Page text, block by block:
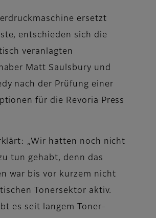
ersetzt
entschieden sich die
veranlagten
Matt Saulsbury und
nach der Prüfung einer
für die Revoria Press
„Wir hatten noch nicht
tun gehabt, denn das
war bis vor kurzem nicht
Tonersektor aktiv.
es seit langem Toner-